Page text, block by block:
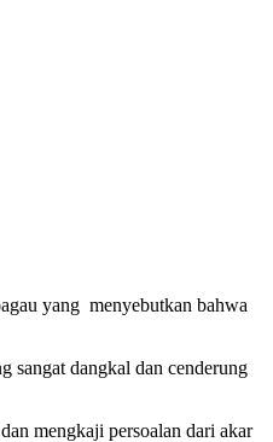
yang menyebutkan bahwa
sangat dangkal dan cenderung
mengkaji persoalan dari akar